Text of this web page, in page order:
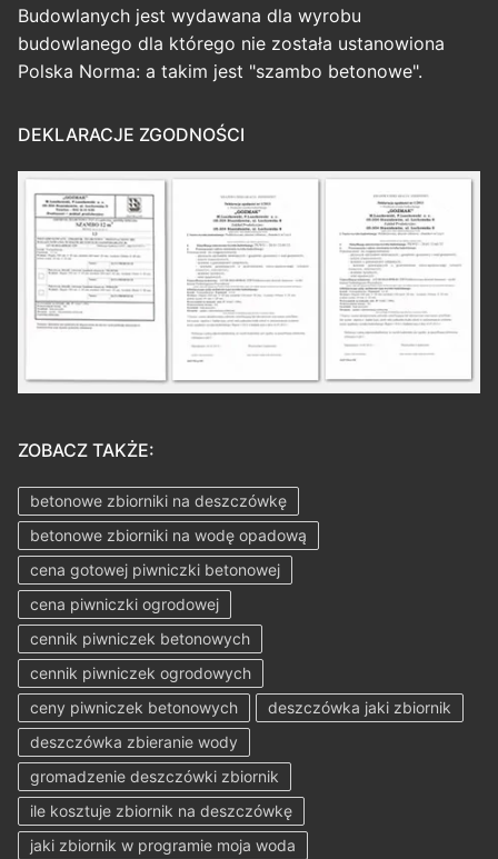
Budowlanych jest wydawana dla wyrobu
budowlanego dla którego nie została ustanowiona
Polska Norma: a takim jest "szambo betonowe".
DEKLARACJE ZGODNOŚCI
ZOBACZ TAKŻE:
betonowe zbiorniki na deszczówkę
betonowe zbiorniki na wodę opadową
cena gotowej piwniczki betonowej
cena piwniczki ogrodowej
cennik piwniczek betonowych
cennik piwniczek ogrodowych
ceny piwniczek betonowych
deszczówka jaki zbiornik
deszczówka zbieranie wody
gromadzenie deszczówki zbiornik
ile kosztuje zbiornik na deszczówkę
jaki zbiornik w programie moja woda